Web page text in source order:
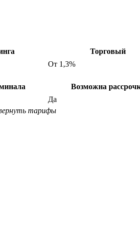
Торговый
От 1,3%
Возможна
Да
тарифы